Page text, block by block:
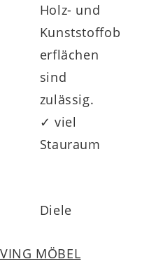
Holz- und
Kunststoffob
erflächen
sind
zulässig.
✓ viel
Stauraum
Diele
MÖBEL